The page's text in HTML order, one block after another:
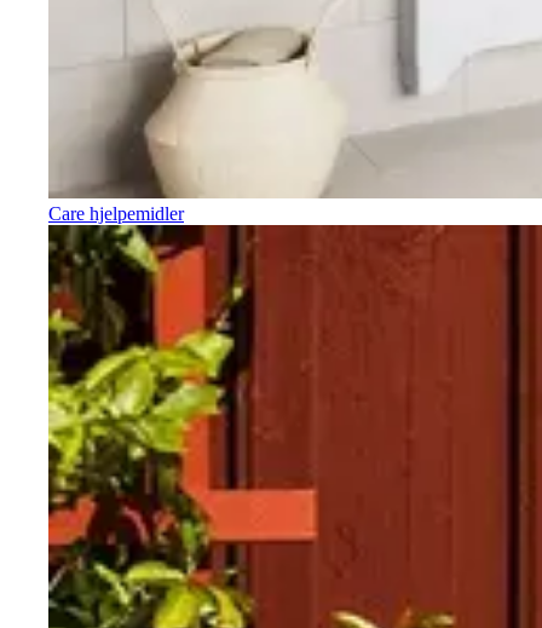
Care hjelpemidler